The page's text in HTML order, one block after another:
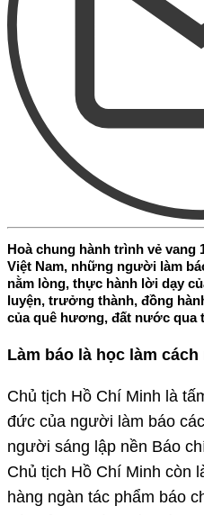
Hoà chung hành trình vẻ vang
Việt Nam, những người làm
nằm lòng, thực hành lời dạy
luyện, trưởng thành, đồng
của quê hương, đất nước qua
Làm báo là học làm cách
Chủ tịch Hồ Chí Minh là
đức của người làm báo
người sáng lập nền Báo
Chủ tịch Hồ Chí Minh còn
hàng ngàn tác phẩm báo